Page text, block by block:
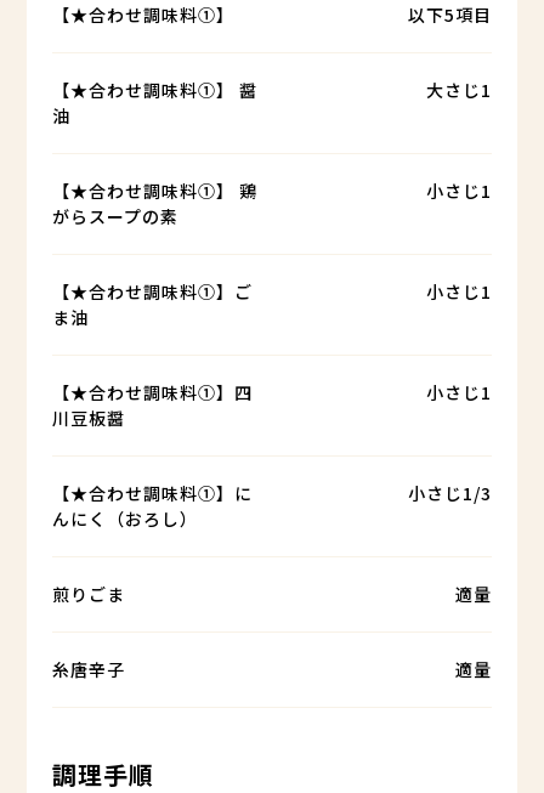
【★合わせ調味料①】 以下5項目
【★合わせ調味料①】 醤
油
大さじ1
【★合わせ調味料①】 鶏
がらスープの素
小さじ1
【★合わせ調味料①】ご
ま油
小さじ1
【★合わせ調味料①】四
川豆板醤
小さじ1
【★合わせ調味料①】に
んにく（おろし）
小さじ1/3
煎りごま 適量
糸唐辛子 適量
調理手順